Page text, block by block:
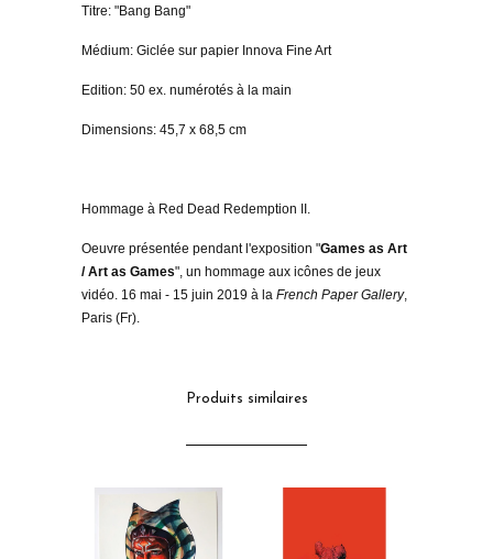
Titre: "Bang Bang"
Médium: Giclée sur papier Innova Fine Art
Edition: 50 ex. numérotés à la main
Dimensions: 45,7 x 68,5 cm
Hommage à Red Dead Redemption II.
Oeuvre présentée pendant l'exposition "Games as Art
/ Art as Games", un hommage aux icônes de jeux
vidéo. 16 mai - 15 juin 2019 à la French Paper Gallery,
Paris (Fr).
Produits similaires